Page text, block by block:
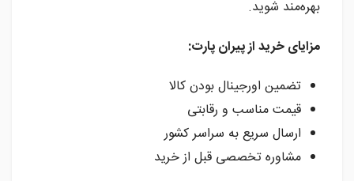
بهره‌مند شوید.
مزایای خرید از پیران پارت:
تضمین اورجینال بودن کالا
قیمت مناسب و رقابتی
ارسال سریع به سراسر کشور
مشاوره تخصصی قبل از خرید